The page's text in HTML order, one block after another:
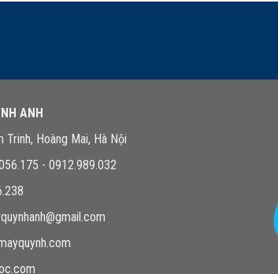
ANH
Trinh, Hoàng Mai, Hà Nội
- 0912.989.032